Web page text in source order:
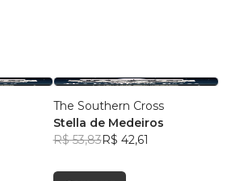
The Southern Cross
Stella de Medeiros
R$ 53,83R$ 42,61